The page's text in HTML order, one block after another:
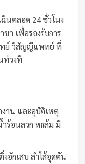
นตลอด 24 ชั่วโมง
า เพื่อรองรับการ
ทย์ วิสัญญีแพทย์ ที่
ท่วงที
งาน และอุบัติเหตุ
ร้อนลวก หกล้ม มี
งอักเสบ ลำไส้อุดตัน